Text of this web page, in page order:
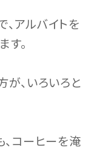
アルバイトを
す。
が、いろいろと
、コーヒーを淹